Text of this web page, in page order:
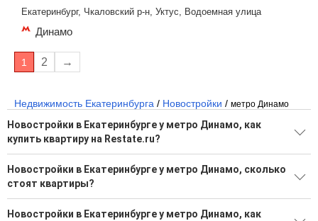
Екатеринбург, Чкаловский р-н, Уктус, Водоемная улица
Динамо
1 2 →
Недвижимость Екатеринбурга / Новостройки / метро Динамо
Новостройки в Екатеринбурге у метро Динамо, как
купить квартиру на Restate.ru?
Поможем подобрать квартиру в новостройке в Екатеринбурге
у метро Динамо от застройщика на Restate.ru
Воспользуйтесь нашим поиском по новостройкам, для
Новостройки в Екатеринбурге у метро Динамо, сколько
стоят квартиры?
Большой выбор вариантов в новостройках
Новостройки в Екатеринбурге у метро Динамо, как